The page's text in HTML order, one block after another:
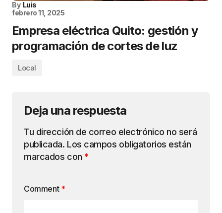
By Luis
febrero 11, 2025
Empresa eléctrica Quito: gestión y
programación de cortes de luz
Local
Deja una respuesta
Tu dirección de correo electrónico no será
publicada. Los campos obligatorios están
marcados con *
Comment *